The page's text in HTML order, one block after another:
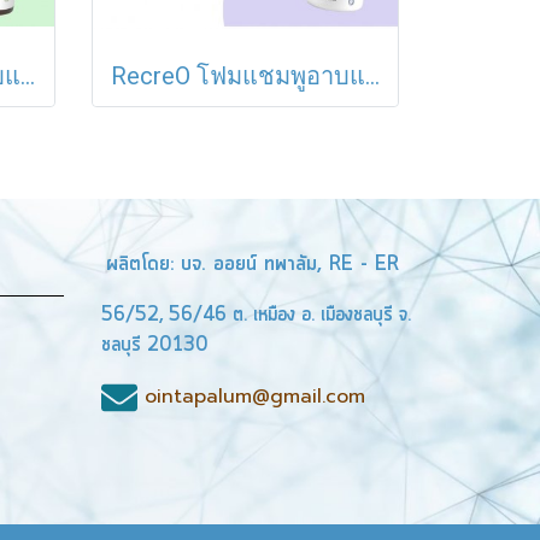
Recreo โฟมแชมพูอาบแห้งCastile ซิลิคอนนาโน สำหรับสัตว์เลี้ยง สุนัข แมว กระต่าย หนูแฮมสเตอร์ จากธรรมชาติ100%ไม่ต้องใช้น้ำ RecreO โฟมแชมพูอาบแห้ง Castile ซิลิคอนนาโน สำหรับสัตว์เลี้ยง สุนัข แมว กระต่าย หนูแฮมสเตอร์ จากธรรมชาติ100%ไม่ต้องใช้น้ำ
ผลิตโดย: บจ. ออยน์ ทพาลัม, RE - ER
56/52, 56/46 ต. เหมือง อ. เมืองชลบุรี จ.
ชลบุรี 20130
ointapalum@gmail.com